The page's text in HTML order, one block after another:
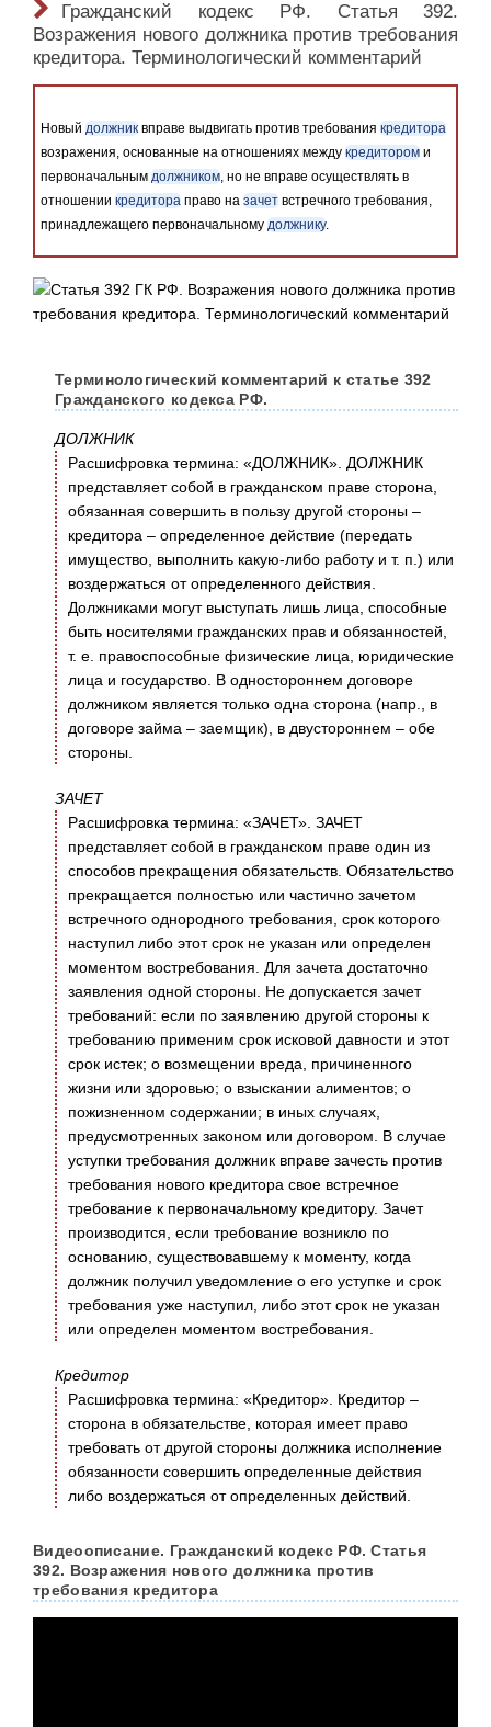
Гражданский кодекс РФ. Статья 392.
Возражения нового должника против требования
кредитора. Терминологический комментарий
Новый должник вправе выдвигать против требования кредитора
возражения, основанные на отношениях между кредитором и
первоначальным должником, но не вправе осуществлять в
отношении кредитора право на зачет встречного требования,
принадлежащего первоначальному должнику.
Терминологический комментарий к статье 392
Гражданского кодекса РФ.
ДОЛЖНИК
Расшифровка термина: «ДОЛЖНИК». ДОЛЖНИК
представляет собой в гражданском праве сторона,
обязанная совершить в пользу другой стороны –
кредитора – определенное действие (передать
имущество, выполнить какую-либо работу и т. п.) или
воздержаться от определенного действия.
Должниками могут выступать лишь лица, способные
быть носителями гражданских прав и обязанностей,
т. е. правоспособные физические лица, юридические
лица и государство. В одностороннем договоре
должником является только одна сторона (напр., в
договоре займа – заемщик), в двустороннем – обе
стороны.
ЗАЧЕТ
Расшифровка термина: «ЗАЧЕТ». ЗАЧЕТ
представляет собой в гражданском праве один из
способов прекращения обязательств. Обязательство
прекращается полностью или частично зачетом
встречного однородного требования, срок которого
наступил либо этот срок не указан или определен
моментом востребования. Для зачета достаточно
заявления одной стороны. Не допускается зачет
требований: если по заявлению другой стороны к
требованию применим срок исковой давности и этот
срок истек; о возмещении вреда, причиненного
жизни или здоровью; о взыскании алиментов; о
пожизненном содержании; в иных случаях,
предусмотренных законом или договором. В случае
уступки требования должник вправе зачесть против
требования нового кредитора свое встречное
требование к первоначальному кредитору. Зачет
производится, если требование возникло по
основанию, существовавшему к моменту, когда
должник получил уведомление о его уступке и срок
требования уже наступил, либо этот срок не указан
или определен моментом востребования.
Кредитор
Расшифровка термина: «Кредитор». Кредитор –
сторона в обязательстве, которая имеет право
требовать от другой стороны должника исполнение
обязанности совершить определенные действия
либо воздержаться от определенных действий.
Видеоописание. Гражданский кодекс РФ. Статья
392. Возражения нового должника против
требования кредитора